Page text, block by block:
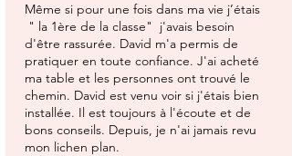
Même si pour une fois dans ma vie j’étais
" la 1ère de la classe" j'avais besoin
d'être rassurée. David m'a permis de
pratiquer en toute confiance. J'ai acheté
ma table et les personnes ont trouvé le
chemin. David est venu voir si j'étais bien
installée. Il est toujours à l'écoute et de
bons conseils. Depuis, je n'ai jamais revu
mon lichen plan.